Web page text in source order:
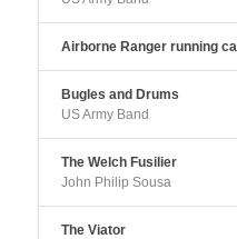
Airborne Ranger running
Bugles and Drums
US Army Band
The Welch Fusilier
John Philip Sousa
The Viator